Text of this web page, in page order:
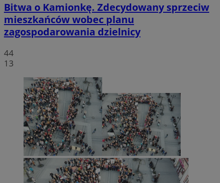
Bitwa o Kamionkę. Zdecydowany sprzeciw
mieszkańców wobec planu
zagospodarowania dzielnicy
44
13